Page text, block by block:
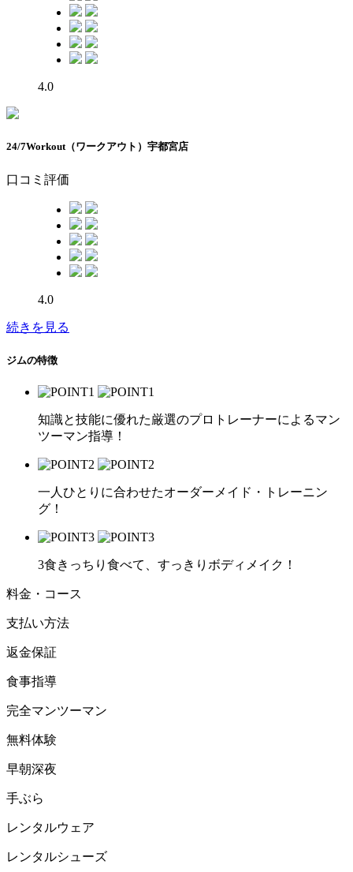
4.0
24/7Workout（ワークアウト）宇都宮店
口コミ評価
4.0
続きを見る
ジムの特徴
知識と技能に優れた厳選のプロトレーナーによるマン
ツーマン指導！
一人ひとりに合わせたオーダーメイド・トレーニン
グ！
3食きっちり食べて、すっきりボディメイク！
料金・コース
支払い方法
返金保証
食事指導
完全マンツーマン
無料体験
早朝深夜
手ぶら
レンタルウェア
レンタルシューズ